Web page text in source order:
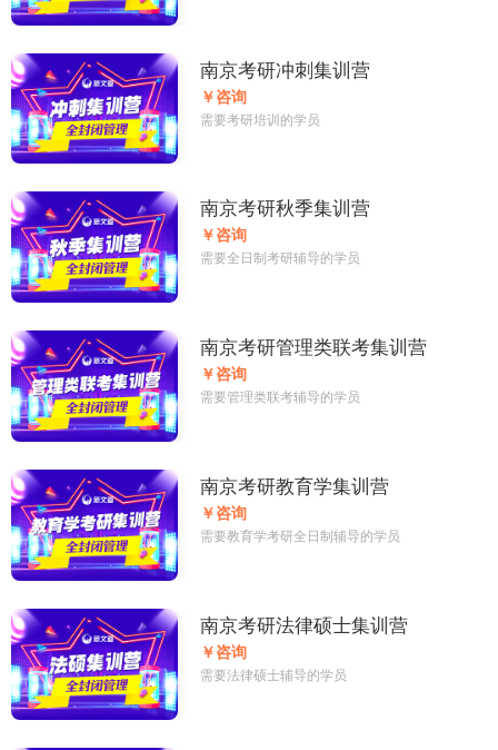
南京考研冲刺集训营
￥咨询
需要考研培训的学员
南京考研秋季集训营
￥咨询
需要全日制考研辅导的学员
南京考研管理类联考集训营
￥咨询
需要管理类联考辅导的学员
南京考研教育学集训营
￥咨询
需要教育学考研全日制辅导的学员
南京考研法律硕士集训营
￥咨询
需要法律硕士辅导的学员